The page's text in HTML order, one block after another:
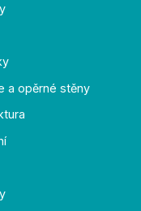
a opěrné stěny